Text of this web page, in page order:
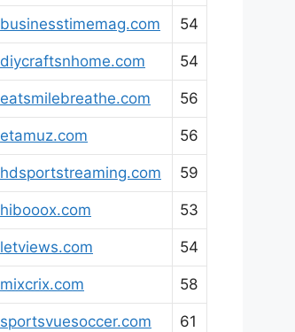
businesstimemag.com 54
diycraftsnhome.com 54
eatsmilebreathe.com 56
etamuz.com 56
hdsportstreaming.com 59
hibooox.com 53
letviews.com 54
mixcrix.com 58
sportsvuesoccer.com 61